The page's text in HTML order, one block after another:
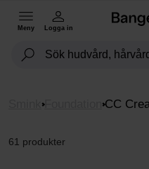
Meny Logga in
Foundation CC
61 produkter